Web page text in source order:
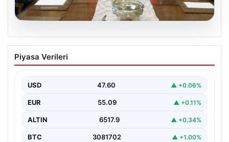
04.08.2026
Türk Hava Kuvvetleri’nin ilk kadın
paşası Özlem Karapınar oldu
Özlem Karapınar İlk Kadın Paşa Oldu”,…
Piyasa Verileri
USD 47.60 ▲ +0.06%
EUR 55.09 ▲ +0.11%
ALTIN 6517.9 ▲ +0.34%
BTC 3081702 ▲ +1.00%